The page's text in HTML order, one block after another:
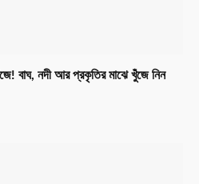
বাঘ, নদী আর প্রকৃতির মাঝে খুঁজে নিন